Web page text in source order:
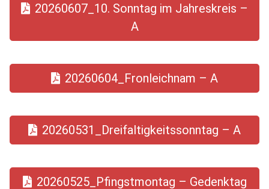
20260607_10. Sonntag im Jahreskreis –
A
20260604_Fronleichnam – A
20260531_Dreifaltigkeitssonntag – A
20260525_Pfingstmontag – Gedenktag